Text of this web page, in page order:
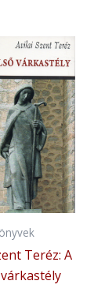
Teréz: A